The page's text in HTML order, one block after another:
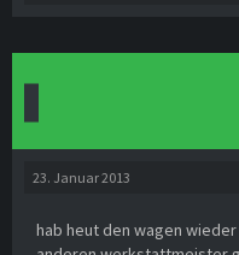
23. Januar 2013
hab heut den wagen